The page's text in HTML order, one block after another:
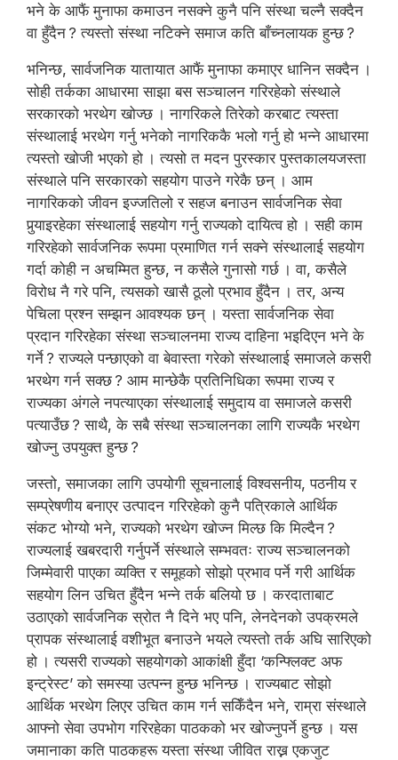
भने के आफैं मुनाफा कमाउन नसक्ने कुनै पनि संस्था चल्नै सक्दैन
वा हुँदैन ? त्यस्तो संस्था नटिक्ने समाज कति बाँच्नलायक हुन्छ ?
भनिन्छ, सार्वजनिक यातायात आफैं मुनाफा कमाएर धानिन सक्दैन ।
सोही तर्कका आधारमा साझा बस सञ्चालन गरिरहेको संस्थाले
सरकारको भरथेग खोज्छ । नागरिकले तिरेको करबाट त्यस्ता
संस्थालाई भरथेग गर्नु भनेको नागरिककै भलो गर्नु हो भन्ने आधारमा
त्यस्तो खोजी भएको हो । त्यसो त मदन पुरस्कार पुस्तकालयजस्ता
संस्थाले पनि सरकारको सहयोग पाउने गरेकै छन् । आम
नागरिकको जीवन इज्जतिलो र सहज बनाउन सार्वजनिक सेवा
पुर्‍याइरहेका संस्थालाई सहयोग गर्नु राज्यको दायित्व हो । सही काम
गरिरहेको सार्वजनिक रूपमा प्रमाणित गर्न सक्ने संस्थालाई सहयोग
गर्दा कोही न अचम्मित हुन्छ, न कसैले गुनासो गर्छ । वा, कसैले
विरोध नै गरे पनि, त्यसको खासै ठूलो प्रभाव हुँदैन । तर, अन्य
पेचिला प्रश्न सम्झन आवश्यक छन् । यस्ता सार्वजनिक सेवा
प्रदान गरिरहेका संस्था सञ्चालनमा राज्य दाहिना भइदिएन भने के
गर्ने ? राज्यले पन्छाएको वा बेवास्ता गरेको संस्थालाई समाजले कसरी
भरथेग गर्न सक्छ ? आम मान्छेकै प्रतिनिधिका रूपमा राज्य र
राज्यका अंगले नपत्याएका संस्थालाई समुदाय वा समाजले कसरी
पत्याउँछ ? साथै, के सबै संस्था सञ्चालनका लागि राज्यकै भरथेग
खोज्नु उपयुक्त हुन्छ ?
जस्तो, समाजका लागि उपयोगी सूचनालाई विश्वसनीय, पठनीय र
सम्प्रेषणीय बनाएर उत्पादन गरिरहेको कुनै पत्रिकाले आर्थिक
संकट भोग्यो भने, राज्यको भरथेग खोज्न मिल्छ कि मिल्दैन ?
राज्यलाई खबरदारी गर्नुपर्ने संस्थाले सम्भवतः राज्य सञ्चालनको
जिम्मेवारी पाएका व्यक्ति र समूहको सोझो प्रभाव पर्ने गरी आर्थिक
सहयोग लिन उचित हुँदैन भन्ने तर्क बलियो छ । करदाताबाट
उठाएको सार्वजनिक स्रोत नै दिने भए पनि, लेनदेनको उपक्रमले
प्रापक संस्थालाई वशीभूत बनाउने भयले त्यस्तो तर्क अघि सारिएको
हो । त्यसरी राज्यको सहयोगको आकांक्षी हुँदा ‘कन्फ्लिक्ट अफ
इन्ट्रेस्ट’ को समस्या उत्पन्न हुन्छ भनिन्छ । राज्यबाट सोझो
आर्थिक भरथेग लिएर उचित काम गर्न सकिँदैन भने, राम्रा संस्थाले
आफ्नो सेवा उपभोग गरिरहेका पाठकको भर खोज्नुपर्ने हुन्छ । यस
जमानाका कति पाठकहरू यस्ता संस्था जीवित राख्न एकजुट